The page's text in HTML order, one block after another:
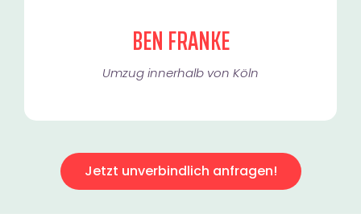
BEN FRANKE
Umzug innerhalb von Köln​
Jetzt unverbindlich anfragen!